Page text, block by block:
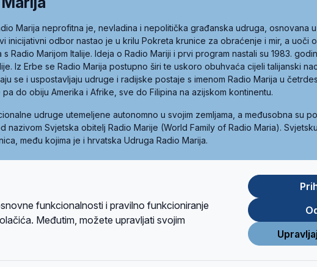
Marija neprofitna je, nevladina i nepolitička građanska udruga, osnovana
inicijativni odbor nastao je u krilu Pokreta krunice za obraćenje i mir, a uoči
s Radio Marijom Italije. Ideja o Radio Mariji i prvi program nastali su 1983.
Iz Erbe se Radio Marija postupno širi te uskoro obuhvaća cijeli talijanski
se i uspostavljaju udruge i radijske postaje s imenom Radio Marija u
do obiju Amerika i Afrike, sve do Filipina na azijskom kontinentu.
udruge utemeljene autonomno u svojim zemljama, a međusobna su
nazivom Svjetska obitelj Radio Marije (World Family of Radio Maria).
među kojima je i hrvatska Udruga Radio Marija.
funkcionalnosti i pravilno funkcioniranje
Međutim, možete upravljati svojim